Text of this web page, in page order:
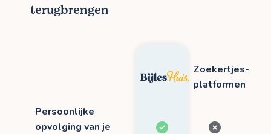
terugbrengen
Zoekertjes-
platformen
Persoonlijke
opvolging van je